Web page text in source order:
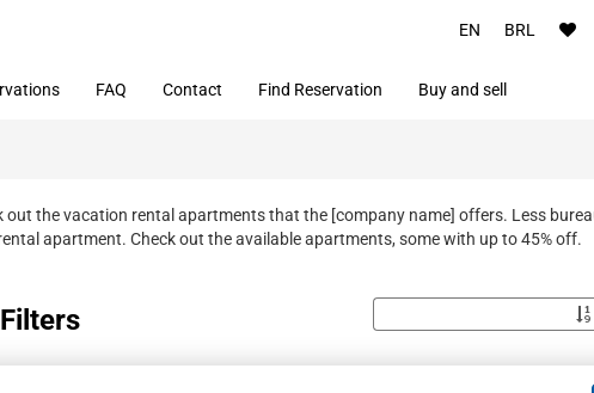
EN BRL
FAQ Contact Find Reservation Buy and sell
the vacation rental apartments that the [company name] offers. Less
apartment. Check out the available apartments, some with up to 45% off.